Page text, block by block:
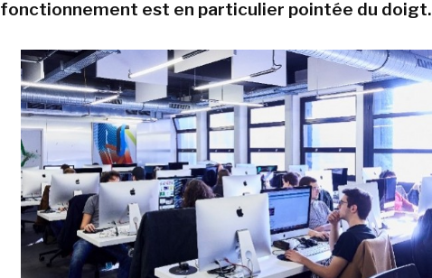
fonctionnement est en particulier pointée du doigt.